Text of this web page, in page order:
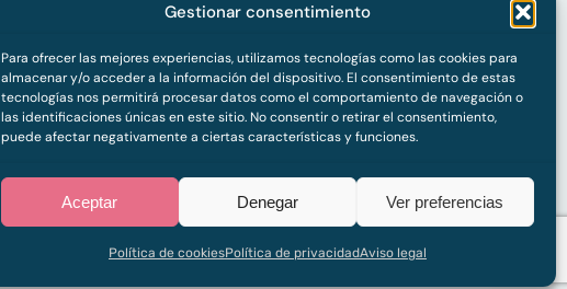
Gestionar consentimiento
Para ofrecer las mejores experiencias, utilizamos tecnologías como las cookies para
almacenar y/o acceder a la información del dispositivo. El consentimiento de estas
tecnologías nos permitirá procesar datos como el comportamiento de navegación o
las identificaciones únicas en este sitio. No consentir o retirar el consentimiento,
puede afectar negativamente a ciertas características y funciones.
Aceptar Denegar Ver preferencias
Política de cookiesPolítica de privacidadAviso legal
Trabaja con nosotros
Contacto
Política de privacidadCookies